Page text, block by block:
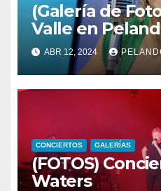
(Galería de
Valle en
ABR 12, 2024
CONCIERTOS GALERÍAS
(FOTOS)
Waters